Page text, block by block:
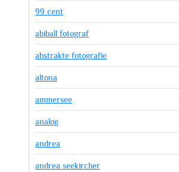
99 cent
abiball fotograf
abstrakte fotografie
altona
ammersee
analog
andrea
andrea seekircher